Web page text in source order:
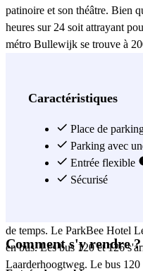
patinoire et son théâtre. Bien
heures sur 24 soit attrayant
métro Bullewijk se trouve à
Amsterdamse Poort et le
à la Pathé Arena ou au Ziggo
dessert les stations
métro 54 dessert la gare
au ParkBee Hotel Levell,
de temps. Le ParkBee Hotel
en bus. Les bus 120 et 126
Laarderhoogtweg. Le bus 120
Caractéristiques
Place de
Parking avec
Entrée flexible
Sécurisé
Comment s'y rendre ?